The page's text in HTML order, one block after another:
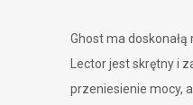
Ghost ma
Lector jest skrętny i
przeniesienie mocy,